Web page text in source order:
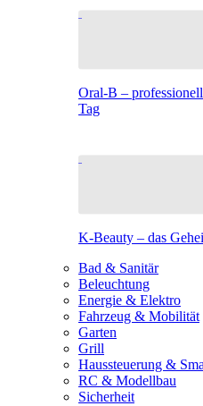
Oral-B –
Tag
K-Beauty – das
Bad & Sanitär
Beleuchtung
Energie & Elektro
Fahrzeug & Mobilität
Garten
Grill
Haussteuerung &
RC & Modellbau
Sicherheit